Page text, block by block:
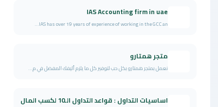
IAS Accounting firm in uae
IAS has over 19 years of experience of working in the GCC an...
متجر همتارو
نعمل بمتجر همتارو بكل حب لتوفير كل ما يلزم أليفك المفضل في م...
اساسيات التداول : قواعد التداول الـ10 لكسب المال